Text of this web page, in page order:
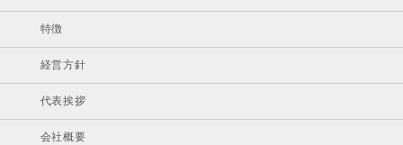
特徴
経営方針
代表挨拶
会社概要